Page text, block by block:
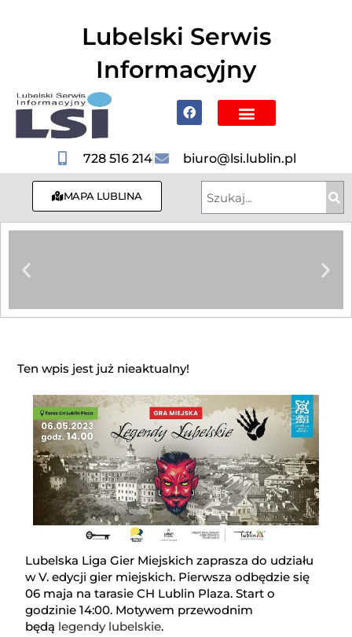
Lubelski Serwis
Informacyjny
728 516 214 biuro@lsi.lublin.pl
MAPA LUBLINA
Ten wpis jest już nieaktualny!
Lubelska Liga Gier Miejskich zaprasza do udziału
w V. edycji gier miejskich. Pierwsza odbędzie się
06 maja na tarasie CH Lublin Plaza. Start o
godzinie 14:00. Motywem przewodnim
będą legendy lubelskieotwiera się w nowej karcie
.